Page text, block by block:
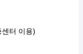
터 이용)